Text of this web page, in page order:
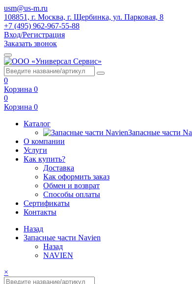
usm@us-m.ru
108851, г. Москва, г. Щербинка, ул. Парковая, 8
+7 (495) 962-967-55-88
Вход/Регистрация
Заказать звонок
0
Корзина 0
0
Корзина 0
Каталог
Запасные части
О компании
Услуги
Как купить?
Доставка
Как оформить заказ
Обмен и возврат
Способы оплаты
Сертификаты
Контакты
Назад
Запасные части Navien
Назад
NAVIEN
×